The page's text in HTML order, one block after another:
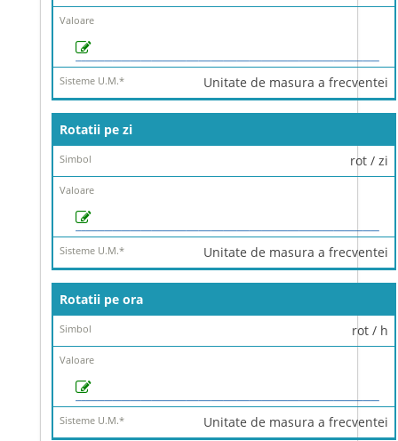
Valoare
Sisteme
U.M.*
Unitate de masura a frecventei
Rotatii pe zi
rot / zi
Unitate de masura a frecventei
Rotatii pe ora
rot / h
Unitate de masura a frecventei